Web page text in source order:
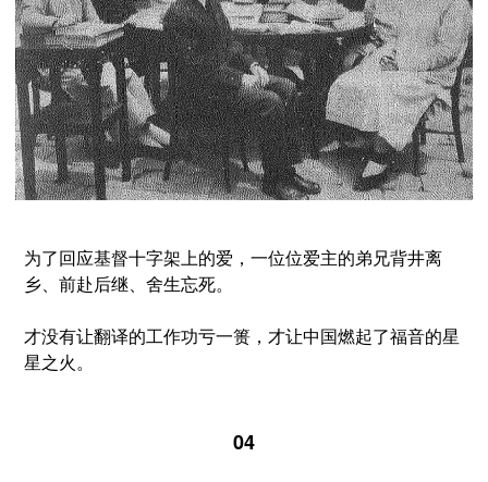
为了回应基督十字架上的爱，一位位爱主的弟兄背井离
乡、前赴后继、舍生忘死。
才没有让翻译的工作功亏一篑，才让中国燃起了福音的星
星之火。
04